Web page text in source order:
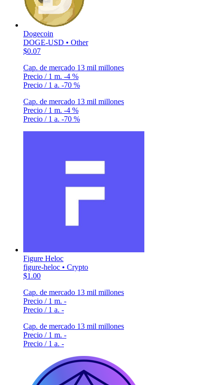
Dogecoin
DOGE-USD • Other
$0.07
Cap. de mercado 13 mil millones
Precio / 1 m. -4 %
Precio / 1 a. -70 %
Cap. de mercado 13 mil millones
Precio / 1 m. -4 %
Precio / 1 a. -70 %
Figure Heloc
figure-heloc • Crypto
$1.00
Cap. de mercado 13 mil millones
Precio / 1 m. -
Precio / 1 a. -
Cap. de mercado 13 mil millones
Precio / 1 m. -
Precio / 1 a. -